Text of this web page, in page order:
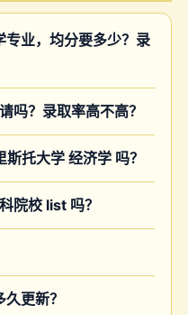
专业，均分要多少？录
吗？录取率高不高？
托大学 经济学 吗？
院校 list 吗？
更新？